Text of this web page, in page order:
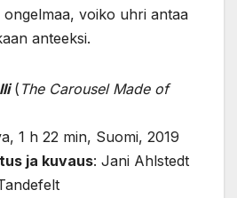
ongelmaa, voiko uhri antaa
anteeksi.
( The Carousel Made of
1 h 22 min, Suomi, 2019
ja kuvaus: Jani Ahlstedt